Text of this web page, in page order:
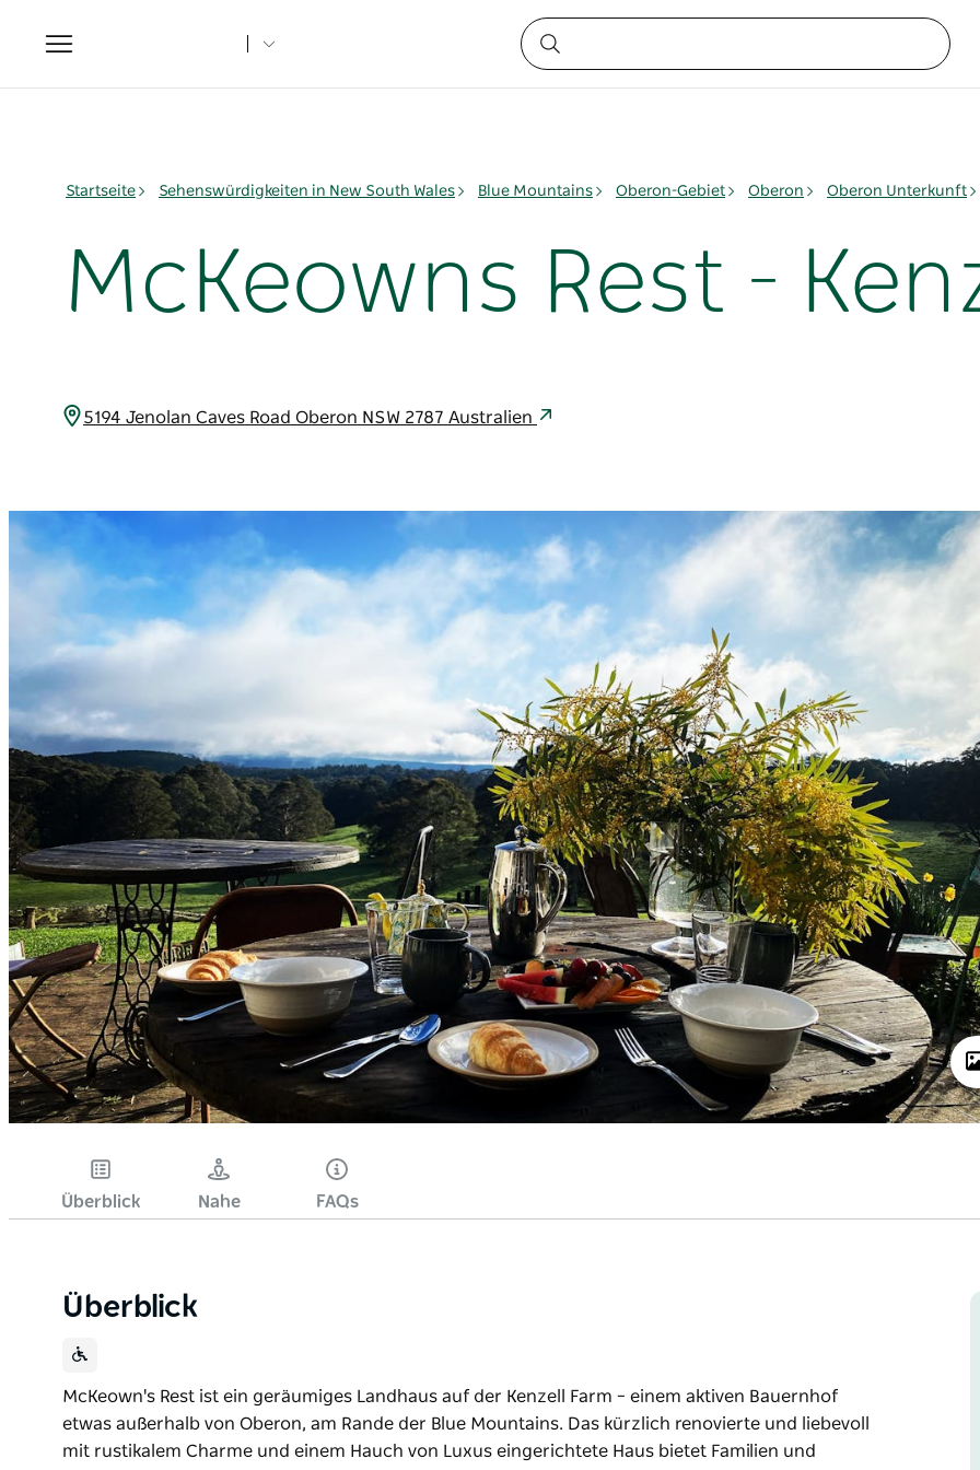
Toggle
navigation
Startseite Sehenswürdigkeiten in New South Wales Blue Mountains Oberon-Gebiet Oberon Oberon Unterkunft
McKeowns Rest -
5194 Jenolan Caves Road Oberon NSW 2787 Australien
Überblick Nahe FAQs
Überblick
McKeown's Rest ist ein geräumiges Landhaus auf der Kenzell Farm – einem aktiven Bauernhof
etwas außerhalb von Oberon, am Rande der Blue Mountains. Das kürzlich renovierte und liebevoll
mit rustikalem Charme und einem Hauch von Luxus eingerichtete Haus bietet Familien und